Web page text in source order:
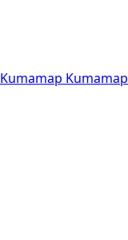
Kumamap Kumamap